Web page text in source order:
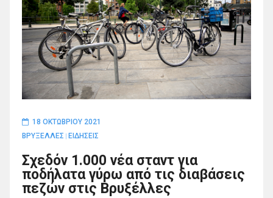
18 ΟΚΤΩΒΡΊΟΥ 2021
ΒΡΥΞΕΛΛΕΣ
ΕΙΔΗΣΕΙΣ
Σχεδόν 1.000 νέα σταντ για
ποδήλατα γύρω από τις διαβάσεις
πεζών στις Βρυξέλλες